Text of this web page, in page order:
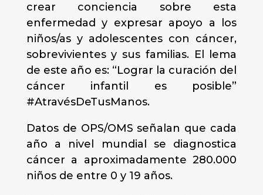
crear conciencia sobre esta
enfermedad y expresar apoyo a los
niños/as y adolescentes con cáncer,
sobrevivientes y sus familias. El lema
de este año es: “Lograr la curación del
cáncer infantil es posible”
#AtravésDeTusManos.
Datos de OPS/OMS señalan que cada
año a nivel mundial se diagnostica
cáncer a aproximadamente 280.000
niños de entre 0 y 19 años.